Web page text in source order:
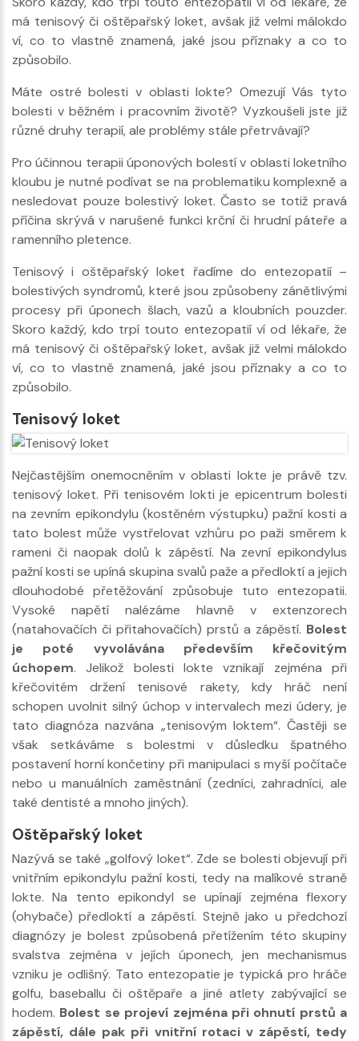
má tenisový či oštěpařský loket, avšak již velmi málokdo
ví, co to vlastně znamená, jaké jsou příznaky a co to
způsobilo.
Máte ostré bolesti v oblasti lokte? Omezují Vás tyto
bolesti v běžném i pracovním životě? Vyzkoušeli jste již
různé druhy terapií, ale problémy stále přetrvávají?
Pro účinnou terapii úponových bolestí v oblasti loketního
kloubu je nutné podívat se na problematiku komplexně a
nesledovat pouze bolestivý loket. Často se totiž pravá
příčina skrývá v narušené funkci krční či hrudní páteře a
ramenního pletence.
Tenisový i oštěpařský loket řadíme do entezopatií –
bolestivých syndromů, které jsou způsobeny zánětlivými
procesy při úponech šlach, vazů a kloubních pouzder.
Skoro každý, kdo trpí touto entezopatií ví od lékaře, že
má tenisový či oštěpařský loket, avšak již velmi málokdo
ví, co to vlastně znamená, jaké jsou příznaky a co to
způsobilo.
Tenisový loket
Nejčastějším onemocněním v oblasti lokte je právě tzv.
tenisový loket. Při tenisovém lokti je epicentrum bolesti
na zevním epikondylu (kostěném výstupku) pažní kosti a
tato bolest může vystřelovat vzhůru po paži směrem k
rameni či naopak dolů k zápěstí. Na zevní epikondylus
pažní kosti se upíná skupina svalů paže a předloktí a jejich
dlouhodobé přetěžování způsobuje tuto entezopatii.
Vysoké napětí nalézáme hlavně v extenzorech
(natahovačích či přitahovačích) prstů a zápěstí. Bolest
je poté vyvolávána především křečovitým
úchopem. Jelikož bolesti lokte vznikají zejména při
křečovitém držení tenisové rakety, kdy hráč není
schopen uvolnit silný úchop v intervalech mezi údery, je
tato diagnóza nazvána „tenisovým loktem“. Častěji se
však setkáváme s bolestmi v důsledku špatného
postavení horní končetiny při manipulaci s myší počítače
nebo u manuálních zaměstnání (zedníci, zahradníci, ale
také dentisté a mnoho jiných).
Oštěpařský loket
Nazývá se také „golfový loket“. Zde se bolesti objevují při
vnitřním epikondylu pažní kosti, tedy na malíkové straně
lokte. Na tento epikondyl se upínají zejména flexory
(ohybače) předloktí a zápěstí. Stejně jako u předchozí
diagnózy je bolest způsobená přetížením této skupiny
svalstva zejména v jejích úponech, jen mechanismus
vzniku je odlišný. Tato entezopatie je typická pro hráče
golfu, baseballu či oštěpaře a jiné atlety zabývající se
hodem. Bolest se projeví zejména při ohnutí prstů a
zápěstí, dále pak při vnitřní rotaci v zápěstí, tedy